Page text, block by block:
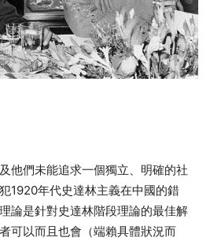
他們未能追求一個獨立、明確的社
1920年代史達林主義在中國的錯
論是針對史達林階段理論的最佳解
可以而且也會（端賴具體狀況而